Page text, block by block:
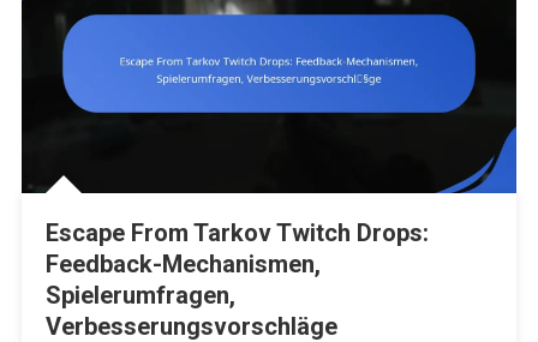
Escape From Tarkov Twitch Drops:
Feedback-Mechanismen,
Spielerumfragen,
Verbesserungsvorschläge